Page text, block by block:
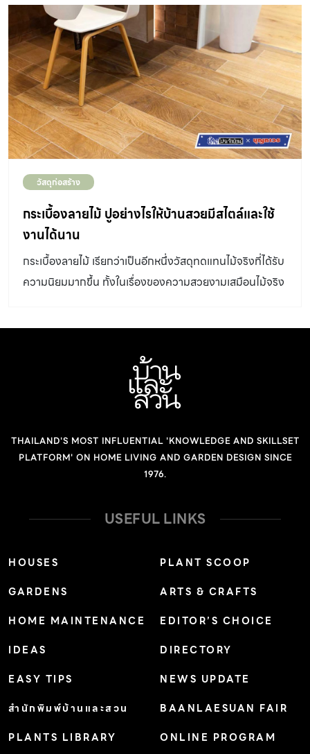
หนึ่งสิ่งสำคัญ เพราะวัยนี้ยังมีภูมิคุ้มกันร่างกายน้อย สีทาผนัง
ห้องจึงจำเป็นต้องปลอดสารพิษ และหากสามารถป้องกันเชื้อ
โรค ยับยั้งเชื้อไวรัสและแบคทีเรีย รวมถึงสามารถฟอกอากาศ
ภายในห้องให้บริสุทธิ์ได้จะดียิ่งขึ้น กรณีที่เจอปัญหาลบรอยขีด
เขียนสีเทียนบนผนัง สามารถทำความสะอาดง่าย ๆ ด้วยการใช้
ผ้าวางลงตามรอยสีเทียน แล้วใช้เตารีดอุ่น ๆ กดทับเพื่อให้สี
เทียนละลาย จากนั้นเช็ดซ้ำอีกรอบด้วยผ้าเปียก หากคราบติด
แน่นให้ใช้แปรงสีฟันเก่าช่วยอีกแรง แต่หากยังมีคราบสีเทียน
ติดอยู่ เมื่อเช็ดแล้วมีฝุ่นสีของผนังติดออกมาด้วยนั้น สาเหตุ
ด้าน จะทำให้เกิดคราบสกปรกหรือร่องรอยต่างๆ ได้ง่าย และ
เช็ดล้างทำความสะอาดยาก […]
วัสดุก่อสร้าง
กระเบื้องลายไม้ ปูอย่างไรให้บ้านสวยมีสไตล์และใช้
งานได้นาน
กระเบื้องลายไม้ เรียกว่าเป็นอีกหนึ่งวัสดุทดแทนไม้จริงที่ได้รับ
ความนิยมมากขึ้น ทั้งในเรื่องของความสวยงามเสมือนไม้จริง
THAILAND'S MOST INFLUENTIAL 'KNOWLEDGE AND SKILLSET
PLATFORM' ON HOME LIVING AND GARDEN DESIGN SINCE
1976.
USEFUL LINKS
HOUSES
GARDENS
HOME MAINTENANCE
IDEAS
EASY TIPS
สำนักพิมพ์บ้านและสวน
PLANTS LIBRARY
PLANT SCOOP
ARTS & CRAFTS
EDITOR’S CHOICE
DIRECTORY
NEWS UPDATE
BAANLAESUAN FAIR
ONLINE PROGRAM